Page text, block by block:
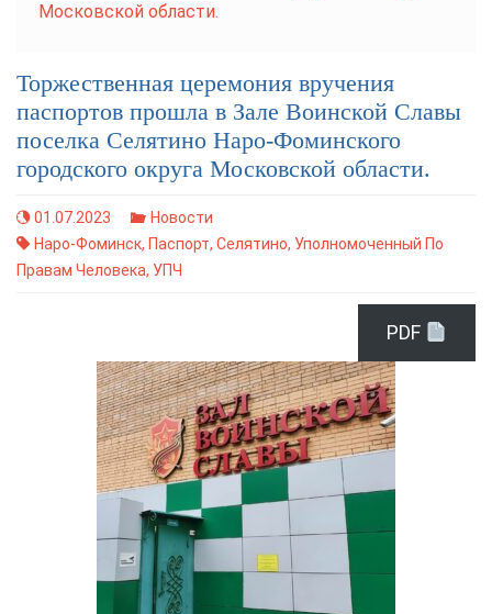
Московской области.
Торжественная церемония вручения
паспортов прошла в Зале Воинской Славы
поселка Селятино Наро-Фоминского
городского округа Московской области.
01.07.2023
Новости
Наро-Фоминск, Паспорт, Селятино, Уполномоченный По
Правам Человека, УПЧ
PDF